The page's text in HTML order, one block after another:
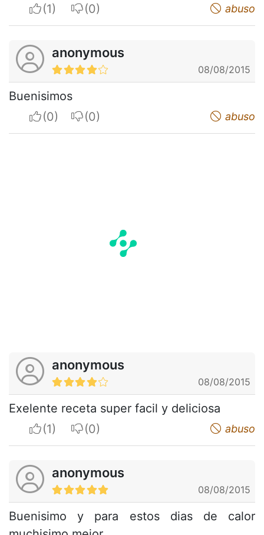
I apreciateI do not appreciate abuso
anonymous
08/08/2015
Buenisimos
I apreciateI do not appreciate abuso
anonymous
08/08/2015
Exelente receta super facil y deliciosa
I apreciateI do not appreciate abuso
anonymous
08/08/2015
Buenisimo y para estos dias de calor